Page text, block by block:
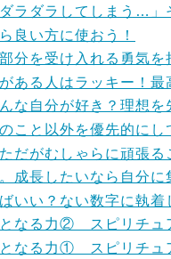
ラダラしてしまう…」
良い方に使おう！
分を受け入れる勇気を
ある人はラッキー！最
な自分が好き？理想を
こと以外を優先的にし
だがむしゃらに頑張る
成長したいなら自分に
いい？ない数字に執着
なる力② スピリチュ
なる力① スピリチュ